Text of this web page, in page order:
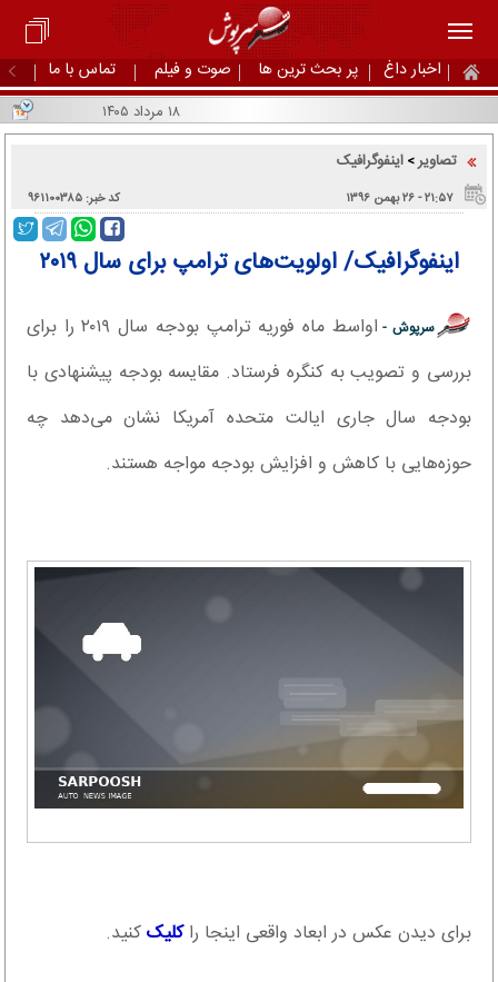
اخبار داغ پر بحث ترین ها صوت و فیلم تماس با ما
۱۸ مرداد ۱۴۰۵
۲۱:۵۷ - ۲۶ بهمن ۱۳۹۶ کد خبر: ۹۶۱۱۰۰۳۸۵
تصاویر> اینفوگرافیک
اینفوگرافیک/ اولویت‌های ترامپ برای سال ۲۰۱۹
سرپوش -
اواسط ماه فوریه ترامپ بودجه سال ۲۰۱۹ را برای
بررسی و تصویب به کنگره فرستاد. مقایسه بودجه پیشنهادی با
بودجه سال جاری ایالت متحده آمریکا نشان می‌دهد چه
حوزه‌هایی با کاهش و افزایش بودجه مواجه هستند.
برای دیدن عکس در ابعاد واقعی اینجا راکلیککنید.